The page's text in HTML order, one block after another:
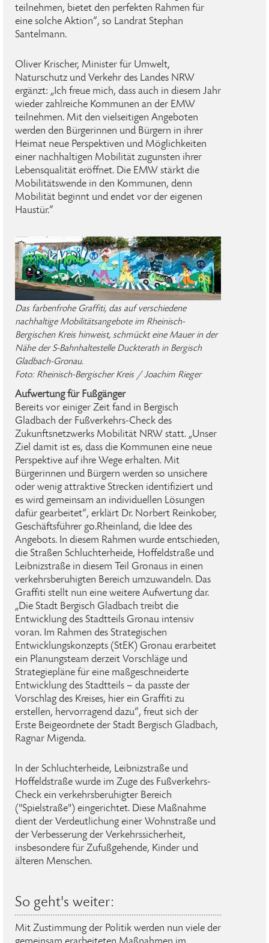
teilnehmen, bietet den perfekten Rahmen für
eine solche Aktion“, so Landrat Stephan
Santelmann.
Oliver Krischer, Minister für Umwelt,
Naturschutz und Verkehr des Landes NRW
ergänzt: „Ich freue mich, dass auch in diesem Jahr
wieder zahlreiche Kommunen an der EMW
teilnehmen. Mit den vielseitigen Angeboten
werden den Bürgerinnen und Bürgern in ihrer
Heimat neue Perspektiven und Möglichkeiten
einer nachhaltigen Mobilität zugunsten ihrer
Lebensqualität eröffnet. Die EMW stärkt die
Mobilitätswende in den Kommunen, denn
Mobilität beginnt und endet vor der eigenen
Haustür.“
Das farbenfrohe Graffiti, das auf verschiedene
nachhaltige Mobilitätsangebote im Rheinisch-
Bergischen Kreis hinweist, schmückt eine Mauer in der
Nähe der S-Bahnhaltestelle Duckterath in Bergisch
Gladbach-Gronau.
Foto: Rheinisch-Bergischer Kreis / Joachim Rieger
Aufwertung für Fußgänger
Bereits vor einiger Zeit fand in Bergisch
Gladbach der Fußverkehrs-Check des
Zukunftsnetzwerks Mobilität NRW statt. „Unser
Ziel damit ist es, dass die Kommunen eine neue
Perspektive auf ihre Wege erhalten. Mit
Bürgerinnen und Bürgern werden so unsichere
oder wenig attraktive Strecken identifiziert und
es wird gemeinsam an individuellen Lösungen
dafür gearbeitet“, erklärt Dr. Norbert Reinkober,
Geschäftsführer go.Rheinland, die Idee des
Angebots. In diesem Rahmen wurde entschieden,
die Straßen Schluchterheide, Hoffeldstraße und
Leibnizstraße in diesem Teil Gronaus in einen
verkehrsberuhigten Bereich umzuwandeln. Das
Graffiti stellt nun eine weitere Aufwertung dar.
„Die Stadt Bergisch Gladbach treibt die
Entwicklung des Stadtteils Gronau intensiv
voran. Im Rahmen des Strategischen
Entwicklungskonzepts (StEK) Gronau erarbeitet
ein Planungsteam derzeit Vorschläge und
Strategiepläne für eine maßgeschneiderte
Entwicklung des Stadtteils – da passte der
Vorschlag des Kreises, hier ein Graffiti zu
erstellen, hervorragend dazu“, freut sich der
Erste Beigeordnete der Stadt Bergisch Gladbach,
Ragnar Migenda.
In der Schluchterheide, Leibnizstraße und
Hoffeldstraße wurde im Zuge des Fußverkehrs-
Check ein verkehrsberuhigter Bereich
("Spielstraße") eingerichtet. Diese Maßnahme
dient der Verdeutlichung einer Wohnstraße und
der Verbesserung der Verkehrssicherheit,
insbesondere für Zufußgehende, Kinder und
älteren Menschen.
So geht's weiter:
Mit Zustimmung der Politik werden nun viele der